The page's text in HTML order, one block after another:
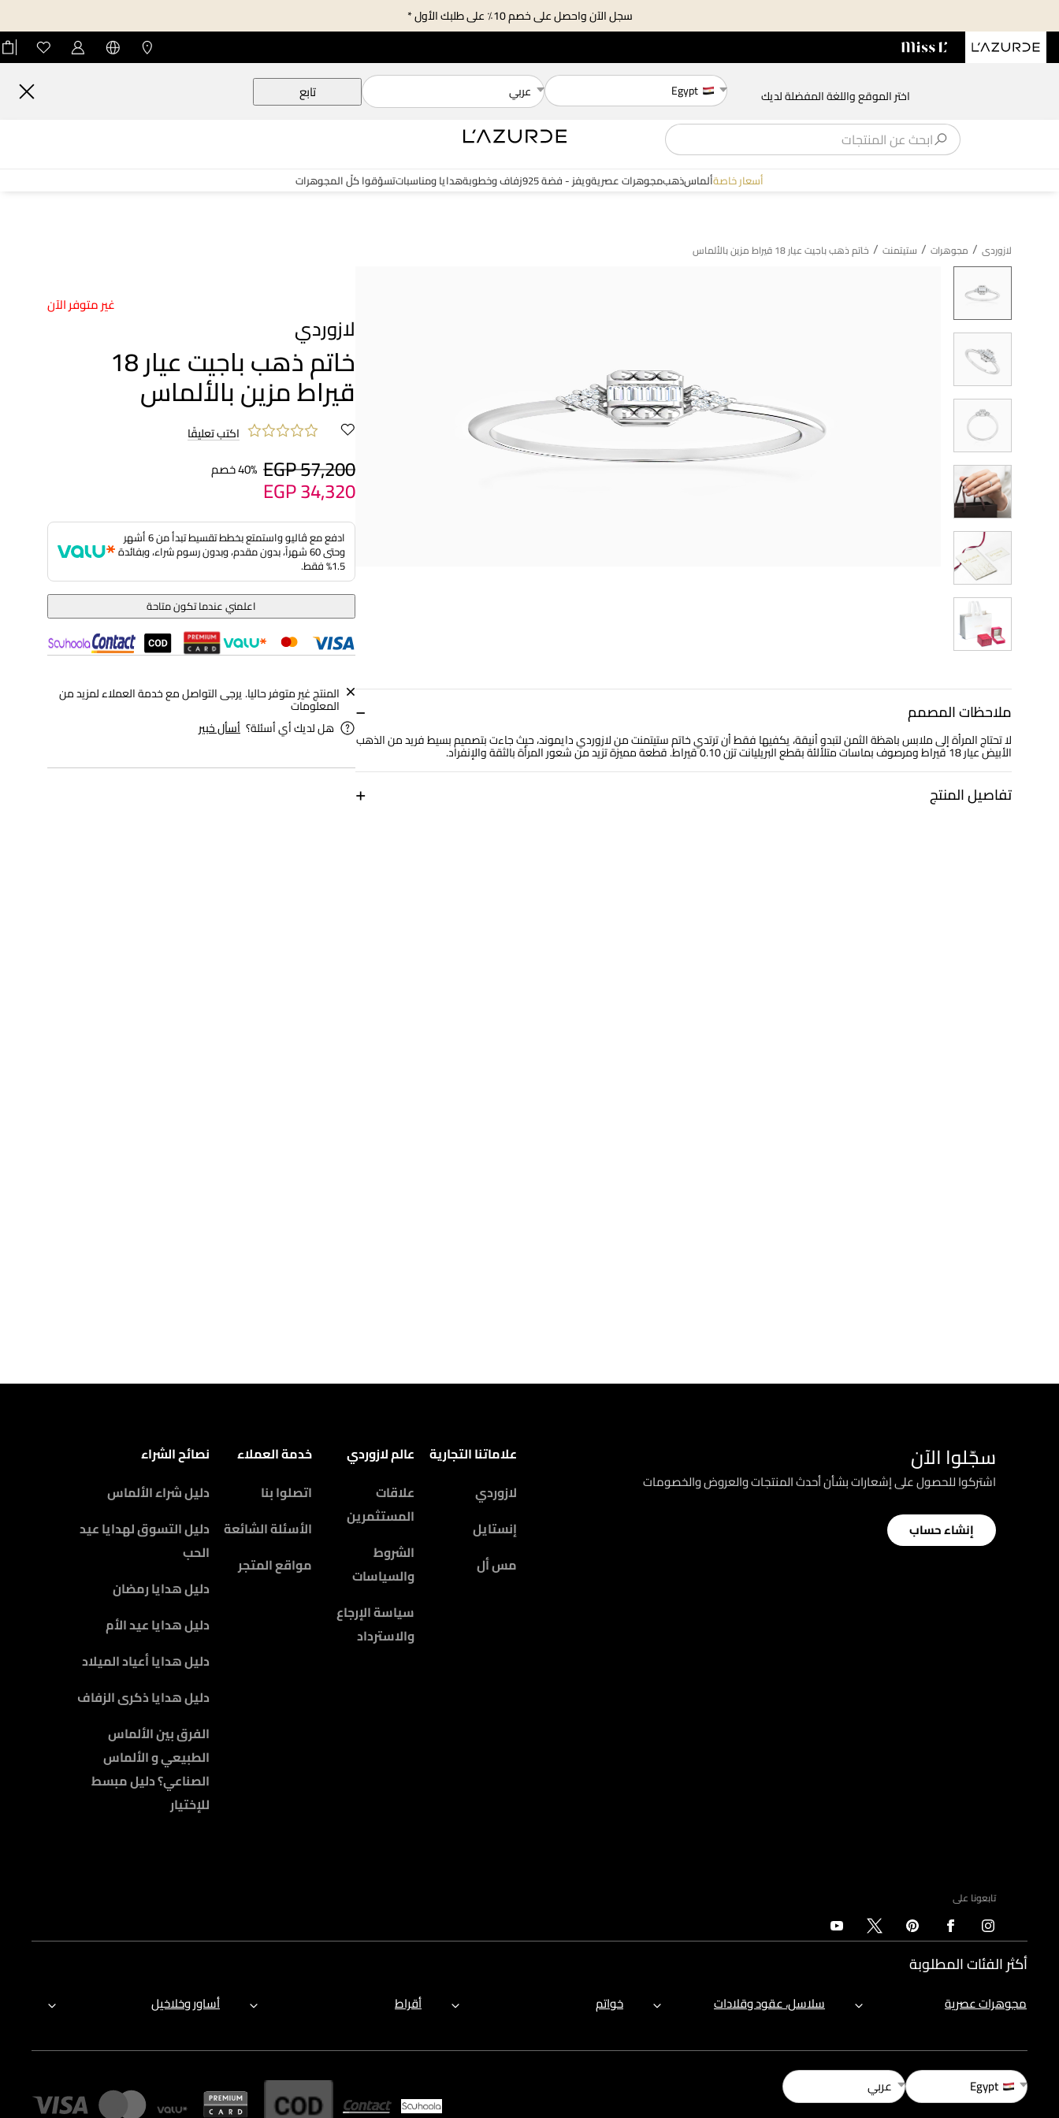
سجل الآن واحصل على خصم 10٪ على طلبك الأول *
اختر الموقع واللغة المفضلة لديك Egypt عربي تابع
أسعار خاصةألماسذهبمجوهرات عصريةويفز - فضة 925 زفاف وخطوبةهدايا ومناسباتتسوّقوا كلّ المجوهرات
لازوردى / مجوهرات / ستيتمنت / خاتم ذهب باجيت عيار 18 قيراط مزين بالألماس
ملاحظات المصمم −
لا تحتاج المرأة إلى ملابس باهظة الثمن لتبدو أنيقة، يكفيها فقط أن ترتدي خاتم ستيتمنت من لازوردي دايموند، حيث جاءت بتصميم بسيط فريد من الذهب
الأبيض عيار 18 قيراط ومرصوف بماسات متلألئة بقطع البريليانت تزن 0.10 قيراط. قطعة مميزة تزيد من شعور المرأة بالثقة والإنفراد.
تفاصيل المنتج +
غير متوفر الآن
لازوردي
خاتم ذهب باجيت عيار 18
قيراط مزين بالألماس
اكتب تعليقًا
EGP 57,200 40% خصم
EGP 34,320
ادفع مع ڤاليو واستمتع بخطط تقسيط تبدأ من 6 أشهر
وحتى 60 شهراً، بدون مقدم، وبدون رسوم شراء، وبفائدة
1.5% فقط.
اعلمني عندما تكون متاحة
المنتج غير متوفر حاليا. يرجى التواصل مع خدمة العملاء لمزيد من
المعلومات
هل لديك أي أسئلة؟ أسأل خبير
سجّلوا الآن
اشتركوا للحصول على إشعارات بشأن أحدث المنتجات والعروض والخصومات
إنشاء حساب
علاماتنا التجارية
لازوردي
إنستايل
مس أل
عالم لازوردي
علاقات
المستثمرين
الشروط
والسياسات
سياسة الإرجاع
والاسترداد
خدمة العملاء
اتصلوا بنا
الأسئلة الشائعة
مواقع المتجر
نصائح الشراء
دليل شراء الألماس
دليل التسوق لهدايا عيد
الحب
دليل هدايا رمضان
دليل هدايا عيد الأم
دليل هدايا أعياد الميلاد
دليل هدايا ذكرى الزفاف
الفرق بين الألماس
الطبيعي و الألماس
الصناعي؟ دليل مبسط
للإختيار
تابعونا على
أكثر الفئات المطلوبة
مجوهرات عصرية سلاسل، عقود وقلادات خواتم أقراط أساور وخلاخيل
Egypt عربي